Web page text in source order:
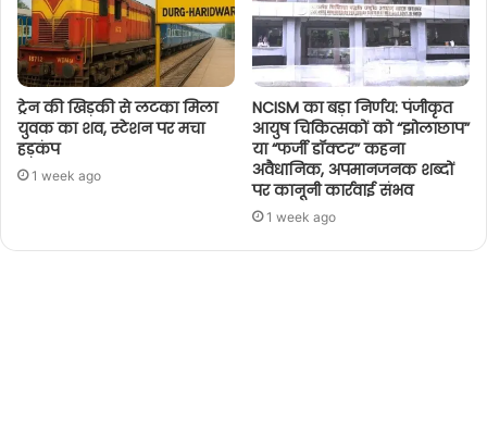
ट्रेन की खिड़की से लटका मिला
युवक का शव, स्टेशन पर मचा
हड़कंप
1 week ago
NCISM का बड़ा निर्णय: पंजीकृत
आयुष चिकित्सकों को “झोलाछाप”
या “फर्जी डॉक्टर” कहना
अवैधानिक, अपमानजनक शब्दों
पर कानूनी कार्रवाई संभव
1 week ago